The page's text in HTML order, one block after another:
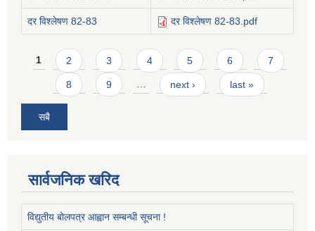
दर विश्लेषण 82-83 दर विश्लेषण 82-83.pdf
Pages
1 2 3 4 5 6 7
8 9 … next › last »
सबै
सार्वजनिक खरिद
विद्युतीय बोलपत्र आह्वान सम्बन्धी सूचना !